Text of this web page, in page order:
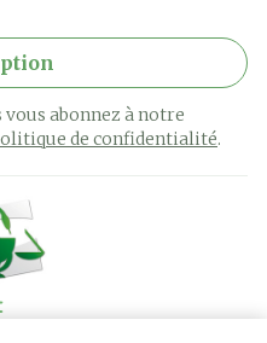
abonnez à notre
de confidentialité.